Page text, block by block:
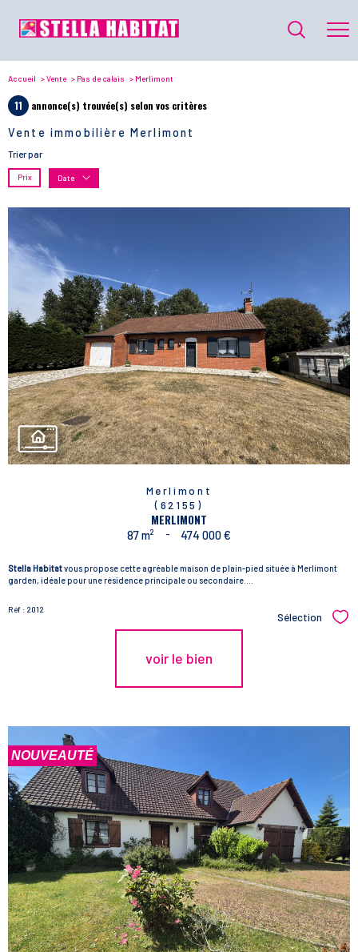
Accueil Vente Pas de calais Merlimont
11
annonce(s) trouvée(s) selon vos critères
Vente immobilière Merlimont
Trier par
Prix Date
Merlimont
(62155)
MERLIMONT
87 m² - 474 000 €
Stella Habitatvous propose cette agréable maison de plain-pied située à Merlimont
garden, idéale pour une résidence principale ou secondaire....
Réf : 2012
Sélection
voir le bien
NOUVEAUTÉ